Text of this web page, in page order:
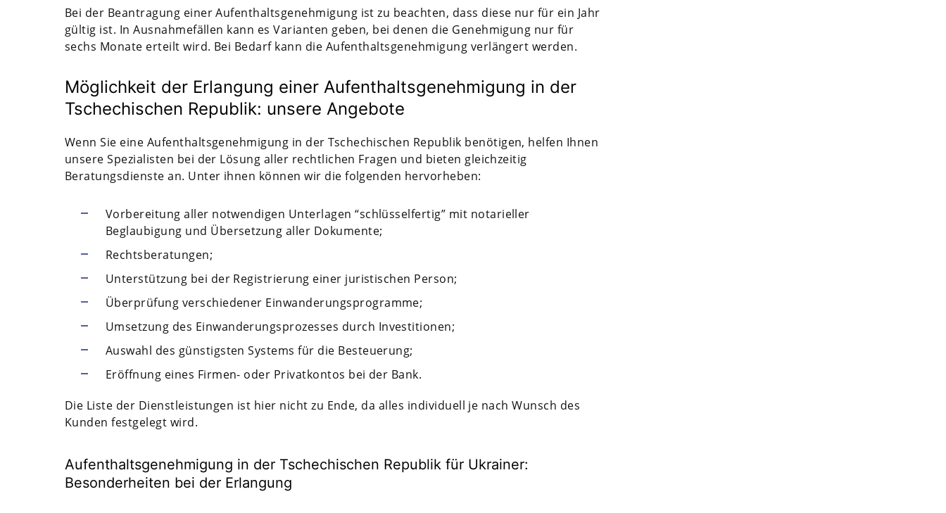
Bei der Beantragung einer Aufenthaltsgenehmigung ist zu beachten, dass diese nur für ein Jahr
gültig ist. In Ausnahmefällen kann es Varianten geben, bei denen die Genehmigung nur für
sechs Monate erteilt wird. Bei Bedarf kann die Aufenthaltsgenehmigung verlängert werden.
Möglichkeit der Erlangung einer Aufenthaltsgenehmigung in der
Tschechischen Republik: unsere Angebote
Wenn Sie eine Aufenthaltsgenehmigung in der Tschechischen Republik benötigen, helfen Ihnen
unsere Spezialisten bei der Lösung aller rechtlichen Fragen und bieten gleichzeitig
Beratungsdienste an. Unter ihnen können wir die folgenden hervorheben:
Vorbereitung aller notwendigen Unterlagen “schlüsselfertig” mit notarieller
Beglaubigung und Übersetzung aller Dokumente;
Rechtsberatungen;
Unterstützung bei der Registrierung einer juristischen Person;
Überprüfung verschiedener Einwanderungsprogramme;
Umsetzung des Einwanderungsprozesses durch Investitionen;
Auswahl des günstigsten Systems für die Besteuerung;
Eröffnung eines Firmen- oder Privatkontos bei der Bank.
Die Liste der Dienstleistungen ist hier nicht zu Ende, da alles individuell je nach Wunsch des
Kunden festgelegt wird.
Aufenthaltsgenehmigung in der Tschechischen Republik für Ukrainer:
Besonderheiten bei der Erlangung